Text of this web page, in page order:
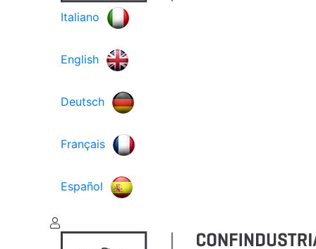
Italiano
English
Deutsch
Français
Español